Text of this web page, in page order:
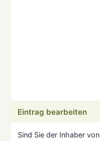
Eintrag bearbeiten
Sind Sie der Inhaber von